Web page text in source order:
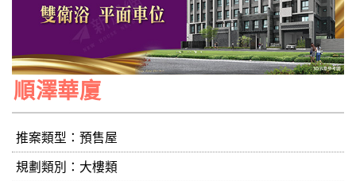
順澤華廈
推案類型：預售屋
規劃類別：大樓類